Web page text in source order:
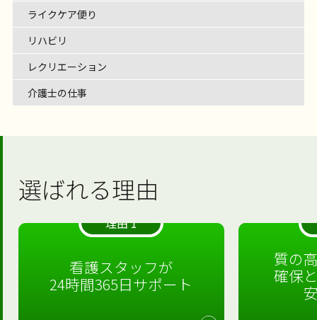
ライクケア便り
リハビリ
レクリエーション
介護士の仕事
選ばれる理由
理由 1
看護スタッフが
24時間365日サポート
質の
確保